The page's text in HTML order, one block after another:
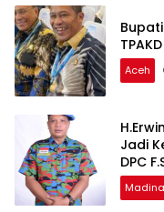
Aceh
Jadi
DPC
Madina